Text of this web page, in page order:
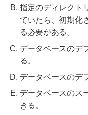
指定のディレクト
ていたら、初期化
る必要がある。
データベースのデ
る。
データベースのデ
データベースのス
きる。